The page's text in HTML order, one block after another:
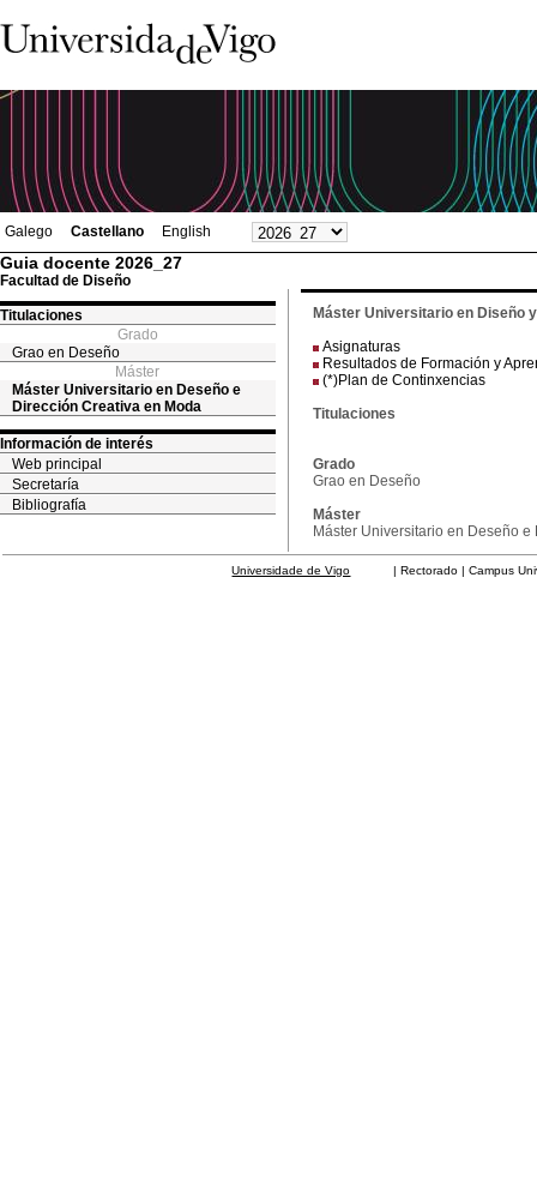
Galego Castellano English
Guia docente 2026_27
Facultad de Diseño
Titulaciones
Grado
Grao en Deseño
Máster
Máster Universitario en Deseño e
Dirección Creativa en Moda
Información de interés
Web principal
Secretaría
Bibliografía
Máster Universitario en Diseño
Asignaturas
Resultados de Formación y
(*)Plan de Continxencias
Titulaciones
Grado
Grao en Deseño
Máster
Máster Universitario en Deseño
Universidade de Vigo | Rectorado | Campus